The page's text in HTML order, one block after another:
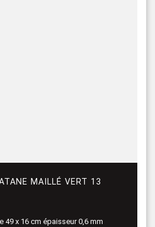
MAILLÉ VERT 13
49 x 16 cm épaisseur 0,6 mm